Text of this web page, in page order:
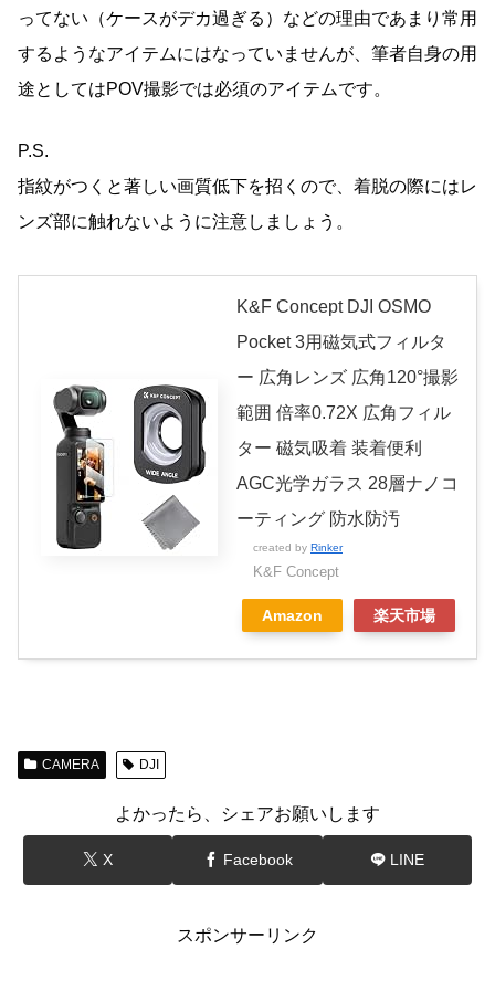
ってない（ケースがデカ過ぎる）などの理由であまり常用
するようなアイテムにはなっていませんが、筆者自身の用
途としてはPOV撮影では必須のアイテムです。
P.S.
指紋がつくと著しい画質低下を招くので、着脱の際にはレ
ンズ部に触れないように注意しましょう。
K&F Concept DJI OSMO
Pocket 3用磁気式フィルタ
ー 広角レンズ 広角120°撮影
範囲 倍率0.72X 広角フィル
ター 磁気吸着 装着便利
AGC光学ガラス 28層ナノコ
ーティング 防水防汚
created by Rinker
K&F Concept
Amazon 楽天市場
CAMERA DJI
よかったら、シェアお願いします
X Facebook LINE
スポンサーリンク